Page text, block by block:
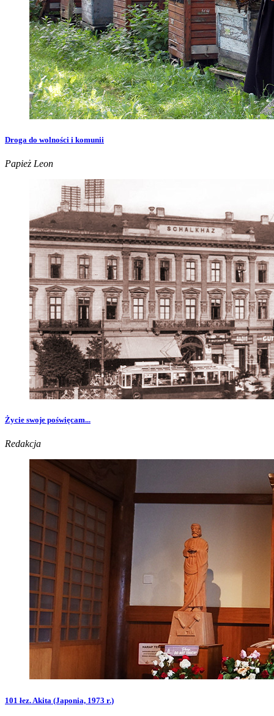
Droga do wolności i komunii
Papież Leon
Życie swoje poświęcam...
Redakcja
101 łez. Akita (Japonia, 1973 r.)